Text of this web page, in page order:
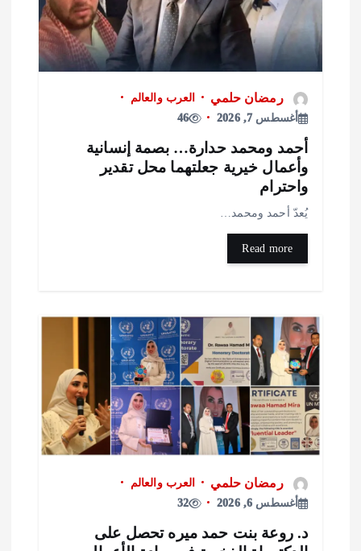
رمضان حلمي
العرب والعالم
أغسطس 7, 2026
46
ومحمد حدارة… بصمة إنسانية
خيرية جعلتهما محل تقدير
أحمد ومحمد…
رمضان حلمي
العرب والعالم
أغسطس 6, 2026
32
روعة بنت حمد ميره تحصل على